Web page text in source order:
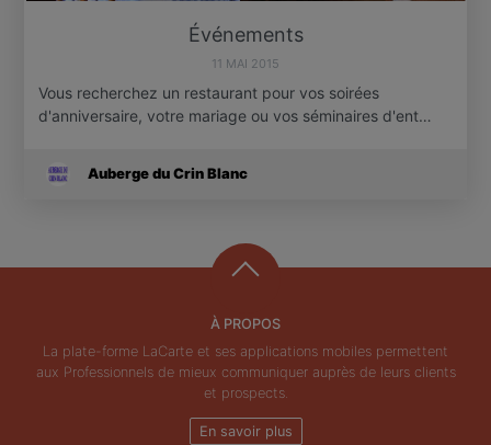
Événements
11 MAI 2015
Vous recherchez un restaurant pour vos soirées
d'anniversaire, votre mariage ou vos séminaires d'ent…
Auberge du Crin Blanc
À PROPOS
La plate-forme LaCarte et ses applications mobiles permettent
aux Professionnels de mieux communiquer auprès de leurs clients
et prospects.
En savoir plus